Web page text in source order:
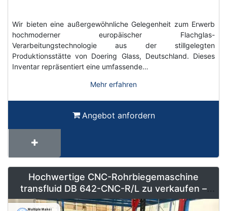
Wir bieten eine außergewöhnliche Gelegenheit zum Erwerb
hochmoderner europäischer Flachglas-
Verarbeitungstechnologie aus der stillgelegten
Produktionsstätte von Doering Glass, Deutschland. Dieses
Inventar repräsentiert eine umfassende…
Mehr erfahren
Angebot anfordern
Hochwertige CNC-Rohrbiegemaschine
transfluid DB 642-CNC-R/L zu verkaufen –
Vollautomatisiert & Neuwertig